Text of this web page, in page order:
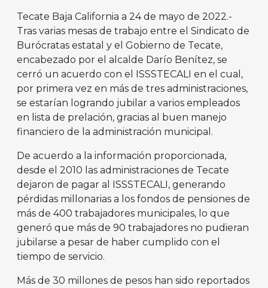
Tecate Baja California a 24 de mayo de 2022.-
Tras varias mesas de trabajo entre el Sindicato de
Burócratas estatal y el Gobierno de Tecate,
encabezado por el alcalde Darío Benítez, se
cerró un acuerdo con el ISSSTECALI en el cual,
por primera vez en más de tres administraciones,
se estarían logrando jubilar a varios empleados
en lista de prelación, gracias al buen manejo
financiero de la administración municipal.
De acuerdo a la información proporcionada,
desde el 2010 las administraciones de Tecate
dejaron de pagar al ISSSTECALI, generando
pérdidas millonarias a los fondos de pensiones de
más de 400 trabajadores municipales, lo que
generó que más de 90 trabajadores no pudieran
jubilarse a pesar de haber cumplido con el
tiempo de servicio.
Más de 30 millones de pesos han sido reportados